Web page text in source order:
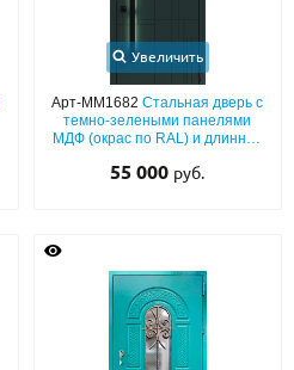
Увеличить
Арт-ММ1682Стальная дверь с
темно-зелеными панелями
МДФ (окрас по RAL) и длинной
55 000 руб.